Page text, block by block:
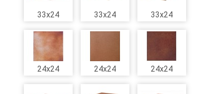
33x24 33x24 33x24
24x24 24x24 24x24